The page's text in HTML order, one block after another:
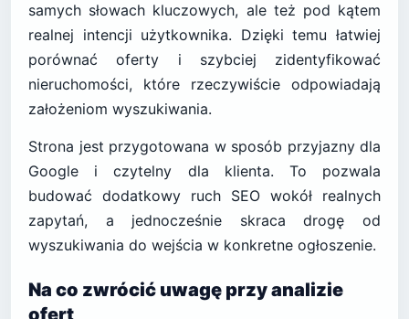
samych słowach kluczowych, ale też pod kątem
realnej intencji użytkownika. Dzięki temu łatwiej
porównać oferty i szybciej zidentyfikować
nieruchomości, które rzeczywiście odpowiadają
założeniom wyszukiwania.
Strona jest przygotowana w sposób przyjazny dla
Google i czytelny dla klienta. To pozwala
budować dodatkowy ruch SEO wokół realnych
zapytań, a jednocześnie skraca drogę od
wyszukiwania do wejścia w konkretne ogłoszenie.
Na co zwrócić uwagę przy analizie
ofert